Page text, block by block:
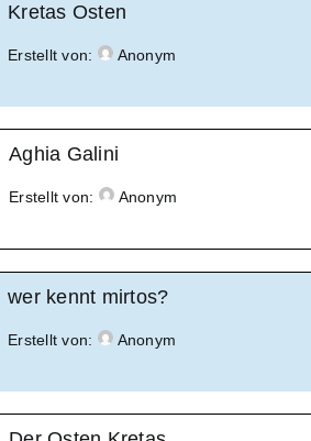
Kretas Osten
Erstellt von: Anonym
Aghia Galini
Erstellt von: Anonym
wer kennt mirtos?
Erstellt von: Anonym